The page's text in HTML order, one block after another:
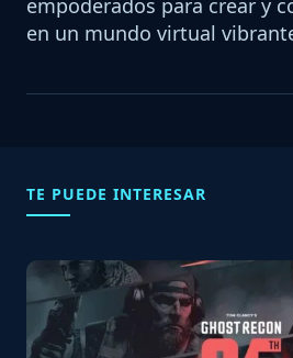
empoderados para crear y
en un mundo virtual
TE PUEDE INTERESAR